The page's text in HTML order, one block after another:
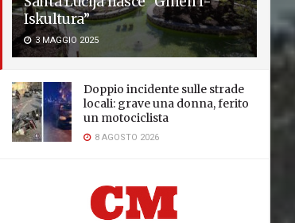
Iskultura”
3 MAGGIO 2025
Doppio incidente sulle strade
locali: grave una donna, ferito
un motociclista
8 AGOSTO 2026